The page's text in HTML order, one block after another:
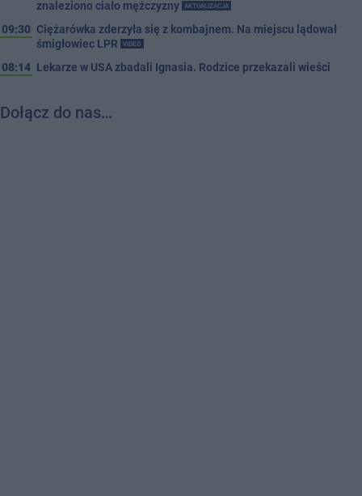
znaleziono ciało mężczyzny AKTUALIZACJA
09:30 Ciężarówka zderzyła się z kombajnem. Na miejscu lądował
śmigłowiec LPR
VIDEO
08:14 Lekarze w USA zbadali Ignasia. Rodzice przekazali wieści
Dołącz do nas…